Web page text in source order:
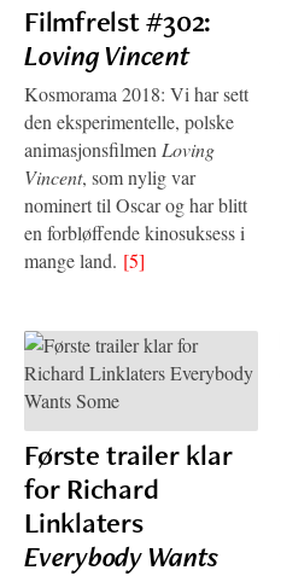
Filmfrelst #302:
Loving Vincent
Kosmorama 2018: Vi har sett
den eksperimentelle, polske
animasjonsfilmen Loving
Vincent, som nylig var
nominert til Oscar og har blitt
en forbløffende kinosuksess i
mange land. [5]
Første trailer klar
for Richard
Linklaters
Everybody Wants